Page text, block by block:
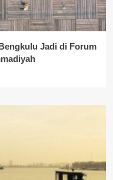
Jadi di Forum